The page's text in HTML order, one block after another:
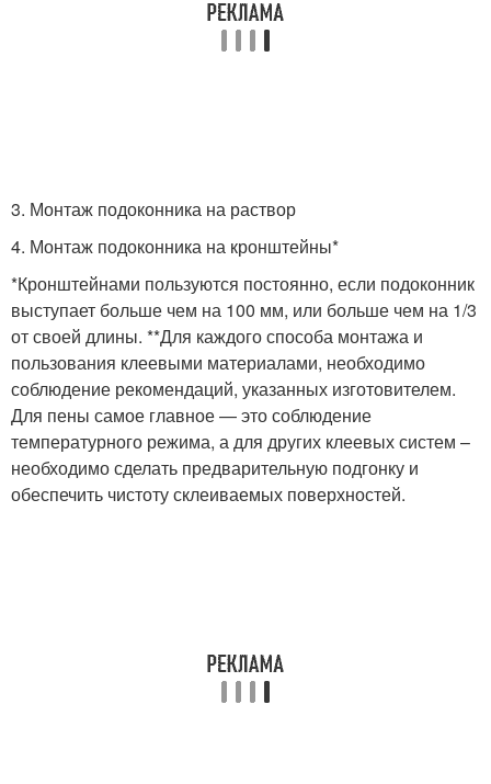
3. Монтаж подоконника на раствор
4. Монтаж подоконника на кронштейны*
*Кронштейнами пользуются постоянно, если подоконник
выступает больше чем на 100 мм, или больше чем на 1/3
от своей длины. **Для каждого способа монтажа и
пользования клеевыми материалами, необходимо
соблюдение рекомендаций, указанных изготовителем.
Для пены самое главное — это соблюдение
температурного режима, а для других клеевых систем –
необходимо сделать предварительную подгонку и
обеспечить чистоту склеиваемых поверхностей.